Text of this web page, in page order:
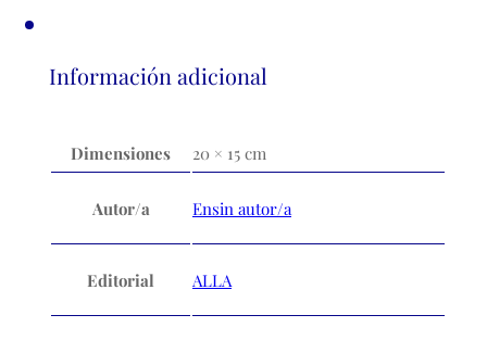
Información adicional
Dimensiones 20 × 15 cm
Autor/a Ensin autor/a
Editorial ALLA